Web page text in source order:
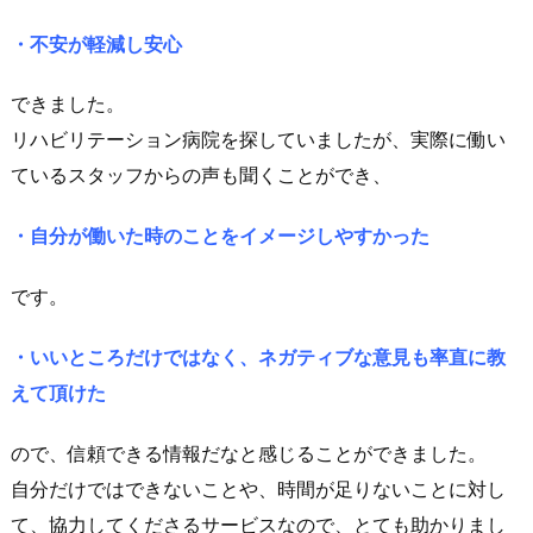
・不安が軽減し安心
できました。
リハビリテーション病院を探していましたが、実際に働い
ているスタッフからの声も聞くことができ、
・自分が働いた時のことをイメージしやすかった
です。
・いいところだけではなく、ネガティブな意見も率直に教
えて頂けた
ので、信頼できる情報だなと感じることができました。
自分だけではできないことや、時間が足りないことに対し
て、協力してくださるサービスなので、とても助かりまし